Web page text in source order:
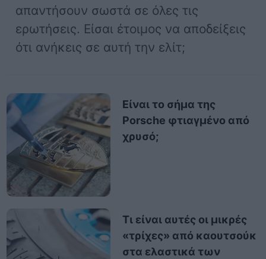
απαντήσουν σωστά σε όλες τις
ερωτήσεις. Είσαι έτοιμος να αποδείξεις
ότι ανήκεις σε αυτή την ελίτ;
Είναι το σήμα της
Porsche φτιαγμένο από
χρυσό;
Τι είναι αυτές οι μικρές
«τρίχες» από καουτσούκ
στα ελαστικά των